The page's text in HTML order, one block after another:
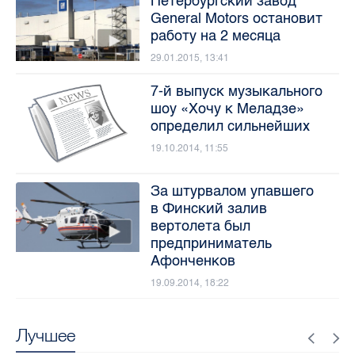
Лучшее
General Motors остановит
работу на 2 месяца
29.01.2015, 13:41
7-й выпуск музыкального
шоу «Хочу к Меладзе»
определил сильнейших
19.10.2014, 11:55
За штурвалом упавшего
в Финский залив
вертолета был
предприниматель
Афонченков
19.09.2014, 18:22